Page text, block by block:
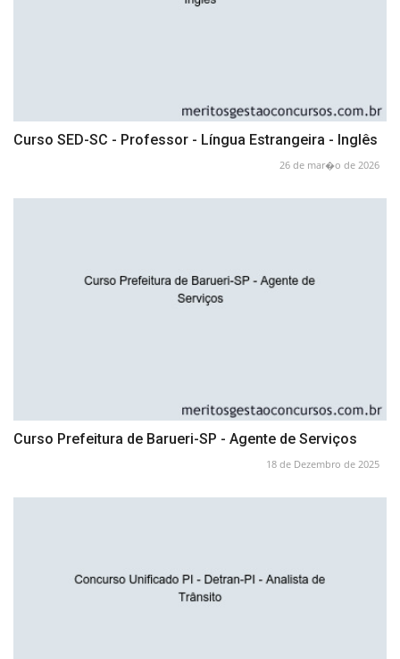
Curso SED-SC - Professor - Língua Estrangeira - Inglês
26 de mar�o de 2026
Curso Prefeitura de Barueri-SP - Agente de Serviços
18 de Dezembro de 2025